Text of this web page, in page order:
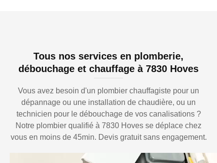
Tous nos services en plomberie,
débouchage et chauffage à 7830 Hoves
Vous avez besoin d'un plombier chauffagiste pour un
dépannage ou une installation de chaudière, ou un
technicien pour le débouchage de vos canalisations ?
Notre plombier qualifié à 7830 Hoves se déplace chez
vous en moins de 45min. Devis gratuit sans engagement.